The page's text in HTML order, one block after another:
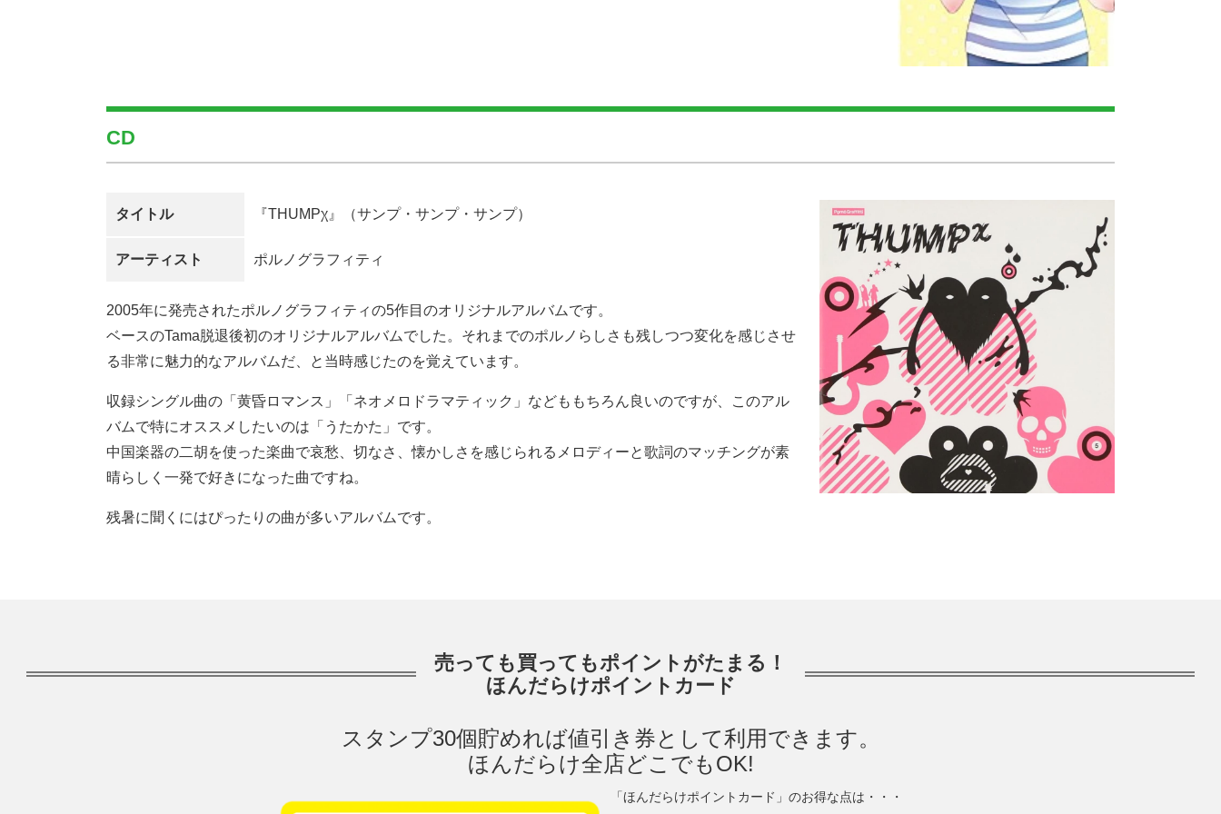
CD
タイトル 『THUMPχ』（サンプ・サンプ・サンプ）
アーティスト ポルノグラフィティ
2005年に発売されたポルノグラフィティの5作目のオリジナルアルバムです。
ベースのTama脱退後初のオリジナルアルバムでした。それまでのポルノらしさも残しつつ変化を感じさせ
る非常に魅力的なアルバムだ、と当時感じたのを覚えています。
収録シングル曲の「黄昏ロマンス」「ネオメロドラマティック」などももちろん良いのですが、このアル
バムで特にオススメしたいのは「うたかた」です。
中国楽器の二胡を使った楽曲で哀愁、切なさ、懐かしさを感じられるメロディーと歌詞のマッチングが素
晴らしく一発で好きになった曲ですね。
残暑に聞くにはぴったりの曲が多いアルバムです。
売っても買ってもポイントがたまる！
ほんだらけポイントカード
スタンプ30個貯めれば値引き券として利用できます。
ほんだらけ全店どこでもOK!
「ほんだらけポイントカード」のお得な点は・・・